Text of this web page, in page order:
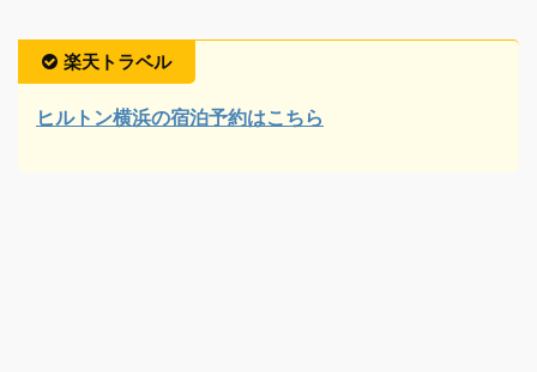
楽天トラベル
ヒルトン横浜の宿泊予約はこちら